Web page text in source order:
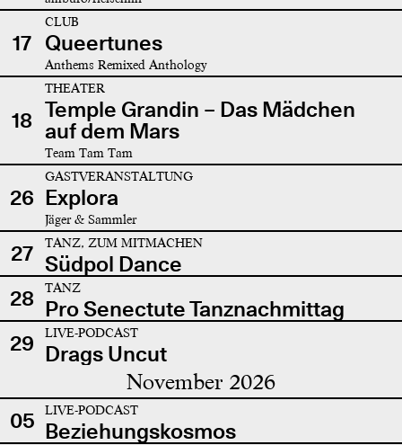
17
CLUB
Queertunes
Anthems Remixed Anthology
18
THEATER
Temple Grandin – Das Mädchen
auf dem Mars
Team Tam Tam
26
GASTVERANSTALTUNG
Explora
Jäger & Sammler
27 TANZ, ZUM MITMACHEN
Südpol Dance
28
TANZ
Pro Senectute Tanznachmittag
29
LIVE-PODCAST
Drags Uncut
November 2026
05 LIVE-PODCAST
Beziehungskosmos